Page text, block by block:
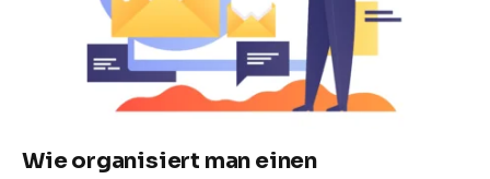
Wie organisiert man einen